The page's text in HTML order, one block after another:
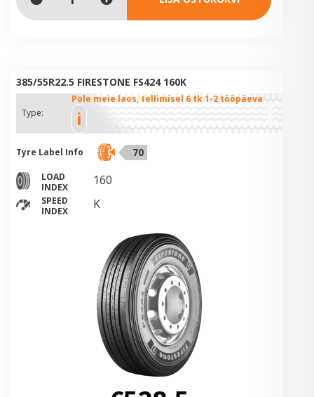
385/55R22.5 FIRESTONE FS424 160K
Type:
Pole meie laos, tellimisel 6 tk 1-2 tööpäeva
i
Tyre Label Info 70
LOAD
INDEX
160
SPEED
INDEX
K